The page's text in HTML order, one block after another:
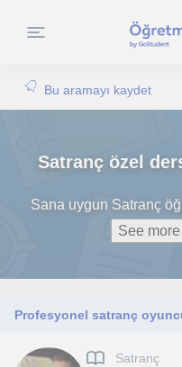
Bu aramayı kaydet
Satranç özel
Sana uygun Satranç
See more
Satranç